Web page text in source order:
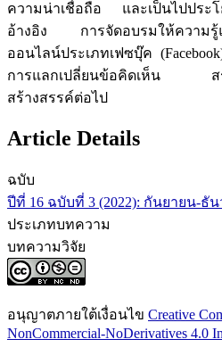
ความน่าเชื่อถือ และเป็นไปประโ
อ้างอิง การจัดอบรมให้ความรู้
ออนไลน์ประเภทเฟซบุ๊ค
การแลกเปลี่ยนข้อคิดเห็น สร้า
สร้างสรรค์ต่อไป
Article Details
ฉบับ
ปีที่ 16 ฉบับที่ 3 (2022): กันยายน-ธัน
ประเภทบทความ
บทความวิจัย
อนุญาตภายใต้เงื่อนไข Creative
NonCommercial-NoDerivatives 4.0